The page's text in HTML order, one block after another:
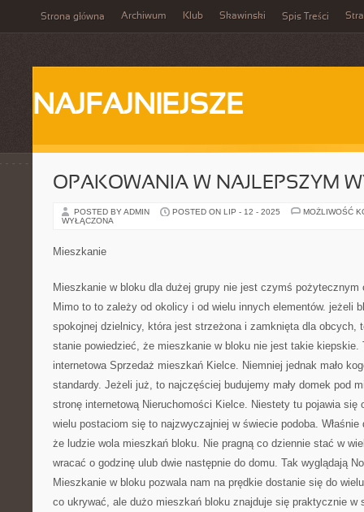
Strona główna Archiwum Klub Skawinski Spis Treści
NAJFAJNIEJSZE
OPAKOWANIA W NAJLEPSZYM
POSTED BY ADMIN POSTED ON LIP - 12 - 2025
MOŻLIWOŚĆ
WYŁĄCZONA
Mieszkanie
Mieszkanie w bloku dla dużej grupy nie jest czymś pożytecznym
Mimo to to zależy od okolicy i od wielu innych elementów. jeżeli
spokojnej dzielnicy, która jest strzeżona i zamknięta dla obcych,
stanie powiedzieć, że mieszkanie w bloku nie jest takie kiepskie.
internetowa Sprzedaż mieszkań Kielce. Niemniej jednak mało
standardy. Jeżeli już, to najczęściej budujemy mały domek pod
stronę internetową Nieruchomości Kielce. Niestety tu pojawia się
wielu postaciom się to najzwyczajniej w świecie podoba.
że ludzie wola mieszkań bloku. Nie pragną co dziennie stać w
wracać o godzinę ulub dwie następnie do domu. Tak wyglądają
Mieszkanie w bloku pozwala nam na prędkie dostanie się do
co ukrywać, ale dużo mieszkań bloku znajduje się praktycznie w